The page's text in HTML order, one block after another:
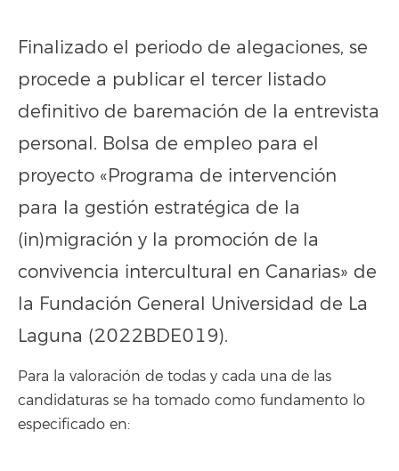
Finalizado el periodo de alegaciones, se
procede a publicar el tercer listado
definitivo de baremación de la entrevista
personal. Bolsa de empleo para el
proyecto «Programa de intervención
para la gestión estratégica de la
(in)migración y la promoción de la
convivencia intercultural en Canarias» de
la Fundación General Universidad de La
Laguna (2022BDE019).
Para la valoración de todas y cada una de las
candidaturas se ha tomado como fundamento lo
especificado en: